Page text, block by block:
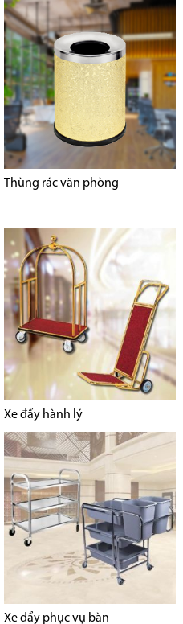
Thùng rác văn phòng
Xe đẩy hành lý
Xe đẩy phục vụ bàn